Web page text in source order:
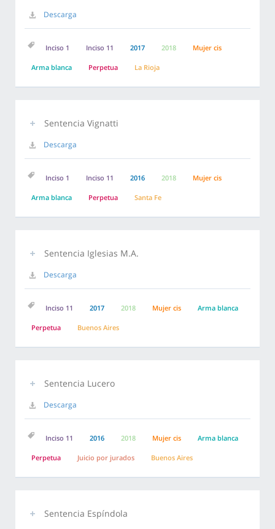
Descarga
Inciso 1 Inciso 11 2017 2018 Mujer cis
Arma blanca Perpetua La Rioja
Sentencia Vignatti
Descarga
Inciso 1 Inciso 11 2016 2018 Mujer cis
Arma blanca Perpetua Santa Fe
Sentencia Iglesias M.A.
Descarga
Inciso 11 2017 2018 Mujer cis Arma blanca
Perpetua Buenos Aires
Sentencia Lucero
Descarga
Inciso 11 2016 2018 Mujer cis Arma blanca
Perpetua Juicio por jurados Buenos Aires
Sentencia Espíndola